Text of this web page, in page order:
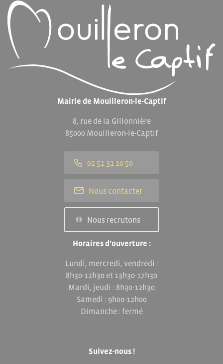
Mairie de Mouilleron-le-Captif
8, rue de la Gillonnière
85000 Mouilleron-le-Captif
02 51 31 10 50
Nous contacter
Nous recrutons
Horaires d’ouverture :
Lundi, mercredi, vendredi :
8h30-12h30 et 13h30-17h30
Mardi, jeudi : 8h30-12h30
Samedi : 9h00-12h00
Dimanche : fermé
Suivez-nous !